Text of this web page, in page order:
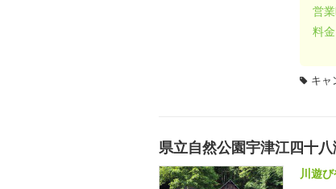
営
料金
キャ
県立自然公園宇津江四十
川遊